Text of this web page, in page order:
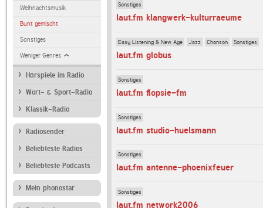
Weihnachtsmusik
Bunt gemischt
Sonstiges
Weniger Genres
Hörspiele im Radio
Wort- & Sport-Radio
Klassik-Radio
Radiosender
Beliebteste Radios
Beliebteste Podcasts
Mein phonostar
Sonstiges
laut.fm klangwerk-kulturraeume
Easy Listening & New Age Jazz Chanson Sonstiges
laut.fm globus
Sonstiges
laut.fm flopsie-fm
Sonstiges
laut.fm studio-huelsmann
Sonstiges
laut.fm antenne-phoenixfeuer
Sonstiges
laut.fm network2006